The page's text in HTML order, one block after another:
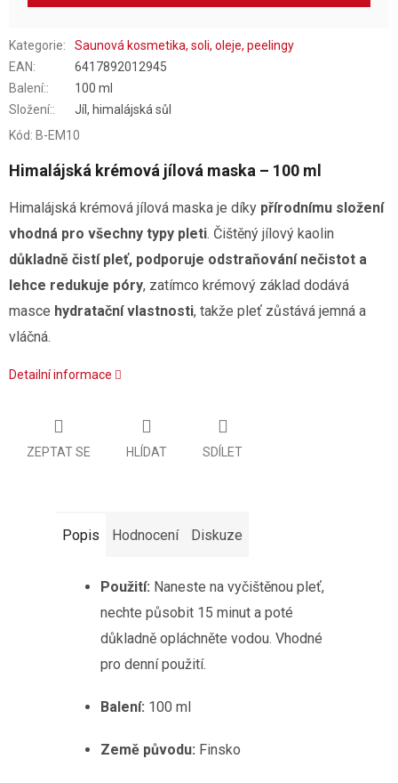
Kategorie:
Saunová kosmetika, soli, oleje, peelingy
EAN:
6417892012945
Balení::
100 ml
Složení::
Jíl, himalájská sůl
Kód: B-EM10
Himalájská krémová jílová maska – 100 ml
Himalájská krémová jílová maska je díky přírodnímu složení
vhodná pro všechny typy pleti. Čištěný jílový kaolin
důkladně čistí pleť, podporuje odstraňování nečistot a
lehce redukuje póry, zatímco krémový základ dodává
masce hydratační vlastnosti, takže pleť zůstává jemná a
vláčná.
Detailní informace
ZEPTAT SE HLÍDAT SDÍLET
Popis Hodnocení Diskuze
Použití: Naneste na vyčištěnou pleť,
nechte působit 15 minut a poté
důkladně opláchněte vodou. Vhodné
pro denní použití.
Balení: 100 ml
Země původu: Finsko